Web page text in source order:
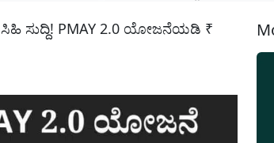
ಸಿಹಿ ಸುದ್ದಿ! PMAY 2.0 ಯೋಜನೆಯಡಿ ₹